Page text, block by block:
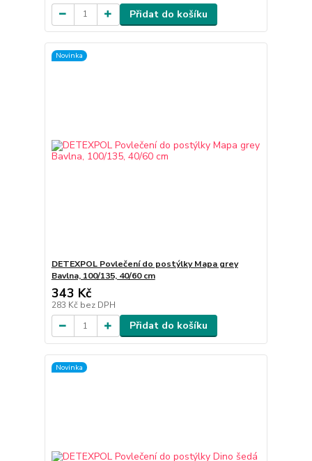
Přidat do košíku
Novinka
DETEXPOL Povlečení do postýlky Mapa grey
Bavlna, 100/135, 40/60 cm
343 Kč
283 Kč bez DPH
Přidat do košíku
Novinka